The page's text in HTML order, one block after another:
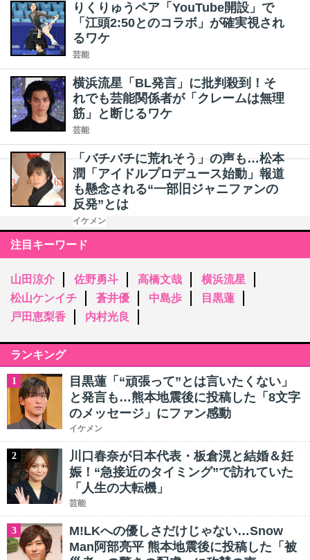
りくりゅうペア「YouTube開設」で
「江頭2:50とのコラボ」が確実視され
るワケ
芸能
横浜流星「BL発言」に批判殺到！そ
れでも芸能関係者が「クレームは無理
筋」と断じるワケ
芸能
「バチバチに荒れそう」の声も…松本
潤「アイドルプロデュース始動」報道
も懸念される“一部旧ジャニファンの
反発”とは
イケメン
注目キーワード
山田涼介 佐野勇斗 高橋文哉
横浜流星
松山ケンイチ
蒼井優 中島歩
目黒蓮
戸田恵梨香
内村光良
ランキング
1
目黒蓮「“頑張って”とは言いたくない」
と発言も…熊本地震後に投稿した「8文字
のメッセージ」にファン感動
イケメン
2
川口春奈が日本代表・板倉滉と結婚＆妊
娠！“急接近のタイミング”で訪れていた
「人生の大転機」
芸能
3
M!LKへの優しさだけじゃない…Snow
Man阿部亮平 熊本地震後に投稿した「被